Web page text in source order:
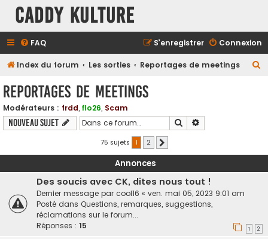
Caddy Kulture
FAQ Connexion
S’enregistrer
Index du forum Les sorties Reportages de meetings
c
h
Reportages de meetings
Modérateurs : frdd, flo26, Scam
Nouveau sujet Rechercher
75 sujets 1 2
Annonces
Des soucis avec CK, dites nous tout !
Dernier message par cool16 « ven. mai 05, 2023 9:01 am
Posté dans Questions, remarques, suggestions,
réclamations sur le forum...
Réponses : 15 1 2